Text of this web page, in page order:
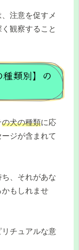
注意を促すメ
観察すること
類別】の
の犬の種類に応
ジが含まれて
、それがあな
もしれませ
チュアルな意